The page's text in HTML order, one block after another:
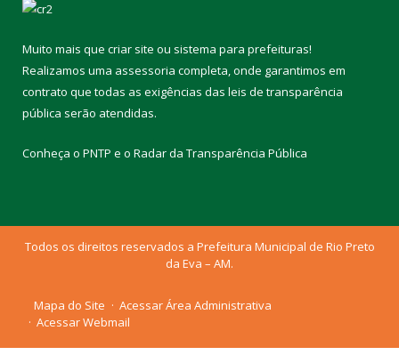
Muito mais que criar site ou sistema para prefeituras!
Realizamos uma assessoria completa, onde garantimos em
contrato que todas as exigências das leis de transparência
pública serão atendidas.
Conheça o PNTP e o Radar da Transparência Pública
Todos os direitos reservados a Prefeitura Municipal de Rio Preto
da Eva – AM.
Mapa do Site
Acessar Área Administrativa
Acessar Webmail